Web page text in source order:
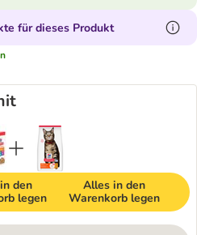
für dieses Produkt
den
legen
Alles in den
Warenkorb legen